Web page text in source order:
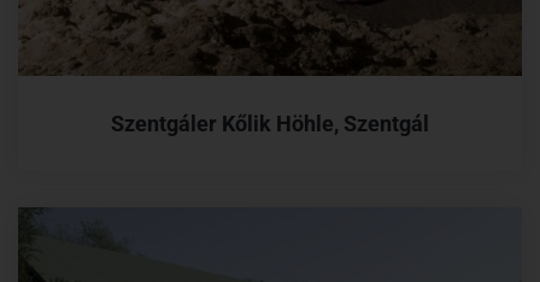
Szentgáler Kőlik Höhle, Szentgál